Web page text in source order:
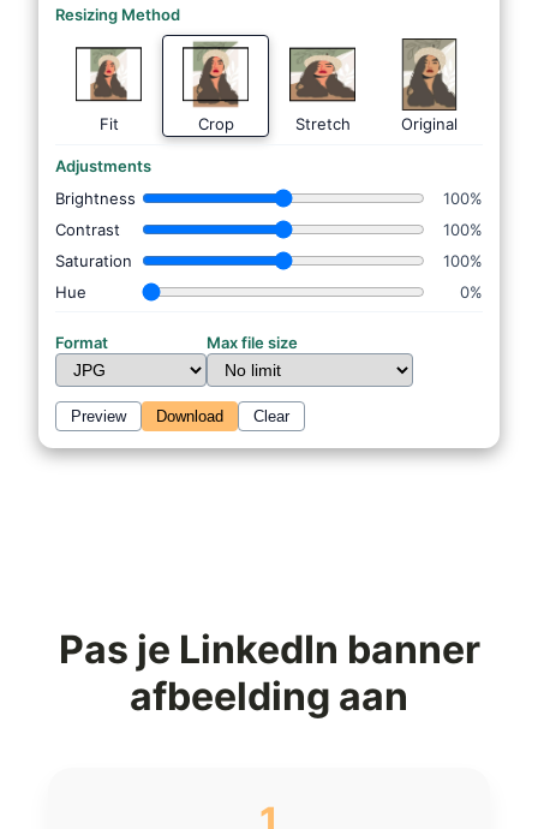
Resizing Method
Fit Crop Stretch Original
Adjustments
Brightness
100%
Contrast
100%
Saturation
100%
Hue
0%
Format Max file size
Preview Download Clear
Pas je LinkedIn banner
afbeelding aan